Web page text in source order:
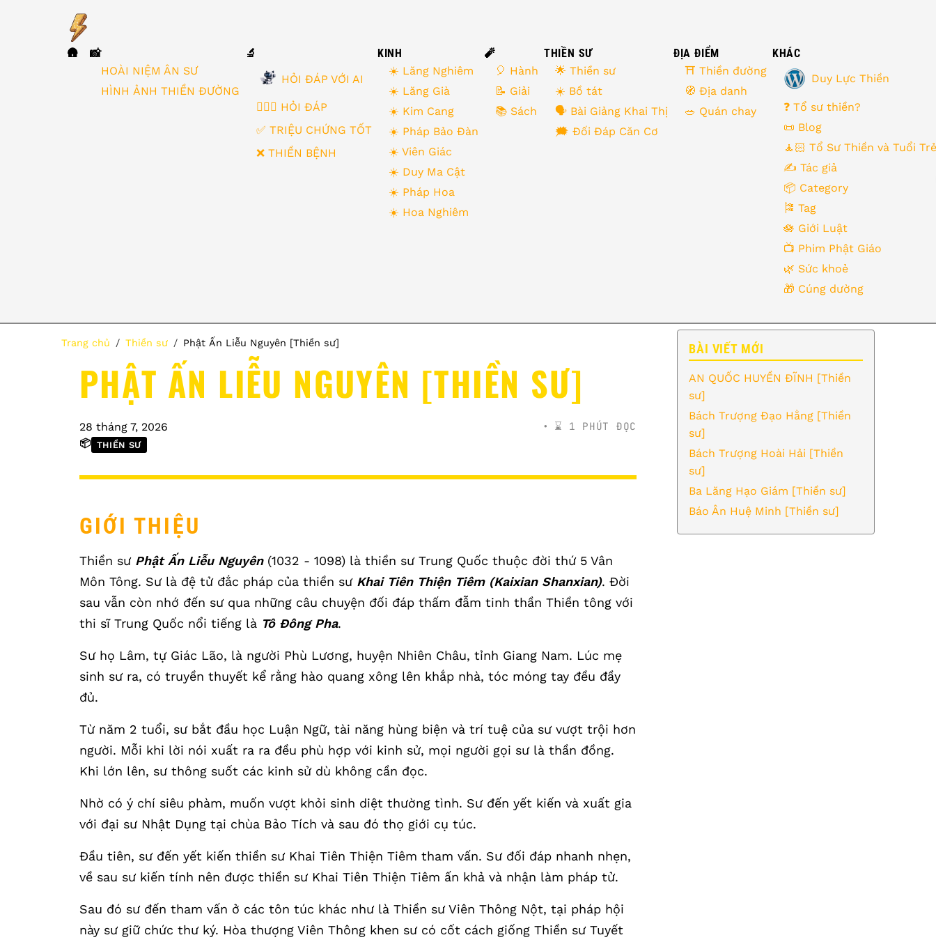
🛖
📸
HOÀI NIỆM ÂN SƯ
HÌNH ẢNH THIỀN ĐƯỜNG
🔬
HỎI ĐÁP VỚI AI
🙋🏻‍♂️ HỎI ĐÁP
✅ TRIỆU CHỨNG TỐT
❌ THIỀN BỆNH
KINH
☀️ Lăng Nghiêm
☀️ Lăng Già
☀️ Kim Cang
☀️ Pháp Bảo Đàn
☀️ Viên Giác
☀️ Duy Ma Cật
☀️ Pháp Hoa
☀️ Hoa Nghiêm
🧨
🎈 Hành
📝 Giải
📚 Sách
THIỀN SƯ
🌟 Thiền sư
☀️ Bồ tát
🗣 Bài Giảng Khai Thị
🗯 Đối Đáp Căn Cơ
ĐỊA ĐIỂM
⛩ Thiền đường
🧭 Địa danh
🥗 Quán chay
KHÁC
Duy Lực Thiền
❓ Tổ sư thiền?
📜 Blog
🧘🏻 Tổ Sư Thiền và Tuổi Trẻ
✍️ Tác giả
📦 Category
🎏 Tag
🪷 Giới Luật
📺 Phim Phật Giáo
🌿️ Sức khoẻ
🎁️ Cúng dường
Trang chủ Thiền sư Phật Ấn Liễu Nguyên [Thiền sư]
PHẬT ẤN LIỄU NGUYÊN [THIỀN SƯ]
28 tháng 7, 2026 ⌛️ 1 PHÚT ĐỌC
📦 THIỀN SƯ
GIỚI THIỆU
Thiền sư Phật Ấn Liễu Nguyên(1032 - 1098) là thiền sư Trung Quốc thuộc đời thứ 5 Vân
Môn Tông. Sư là đệ tử đắc pháp của thiền sư Khai Tiên Thiện Tiêm (Kaixian Shanxian). Đời
sau vẫn còn nhớ đến sư qua những câu chuyện đối đáp thấm đẫm tinh thần Thiền tông với
thi sĩ Trung Quốc nổi tiếng là Tô Đông Pha.
Sư họ Lâm, tự Giác Lão, là người Phù Lương, huyện Nhiên Châu, tỉnh Giang Nam. Lúc mẹ
sinh sư ra, có truyền thuyết kể rằng hào quang xông lên khắp nhà, tóc móng tay đều đầy
đủ.
Từ năm 2 tuổi, sư bắt đầu học Luận Ngữ, tài năng hùng biện và trí tuệ của sư vượt trội hơn
người. Mỗi khi lời nói xuất ra ra đều phù hợp với kinh sử, mọi người gọi sư là thần đồng.
Khi lớn lên, sư thông suốt các kinh sử dù không cần đọc.
Nhờ có ý chí siêu phàm, muốn vượt khỏi sinh diệt thường tình. Sư đến yết kiến và xuất gia
với đại sư Nhật Dụng tại chùa Bảo Tích và sau đó thọ giới cụ túc.
Đầu tiên, sư đến yết kiến thiền sư Khai Tiên Thiện Tiêm tham vấn. Sư đối đáp nhanh nhẹn,
về sau sư kiến tính nên được thiền sư Khai Tiên Thiện Tiêm ấn khả và nhận làm pháp tử.
Sau đó sư đến tham vấn ở các tôn túc khác như là Thiền sư Viên Thông Nột, tại pháp hội
này sư giữ chức thư ký. Hòa thượng Viên Thông khen sư có cốt cách giống Thiền sư Tuyết
BÀI VIẾT MỚI
AN QUỐC HUYỀN ĐĨNH [Thiền
sư]
Bách Trượng Đạo Hằng [Thiền
sư]
Bách Trượng Hoài Hải [Thiền
sư]
Ba Lăng Hạo Giám [Thiền sư]
Báo Ân Huệ Minh [Thiền sư]